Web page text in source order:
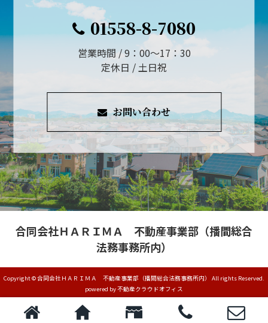
01558-8-7080
営業時間 / 9：00～17：30
定休日 / 土日祝
お問い合わせ
合同会社ＨＡＲＩＭＡ 不動産事業部（播間総合
法務事務所内）
Copyright © 合同会社ＨＡＲＩＭＡ 不動産事業部（播間総合法務事務所内） All rights Reserved.
powered by 不動産クラウドオフィス